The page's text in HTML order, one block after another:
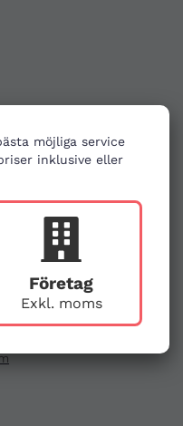
möjliga service
inklusive eller
Företag
Exkl. moms
i behov
går även bra
nedan.
medier